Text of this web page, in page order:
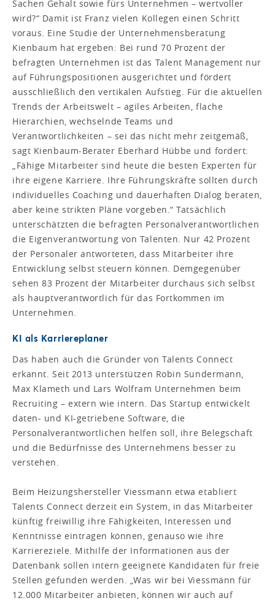
Sachen Gehalt sowie fürs Unternehmen – wertvoller
wird?“ Damit ist Franz vielen Kollegen einen Schritt
voraus. Eine Studie der Unternehmensberatung
Kienbaum hat ergeben: Bei rund 70 Prozent der
befragten Unternehmen ist das Talent Management nur
auf Führungspositionen ausgerichtet und fördert
ausschließlich den vertikalen Aufstieg. Für die aktuellen
Trends der Arbeitswelt – agiles Arbeiten, flache
Hierarchien, wechselnde Teams und
Verantwortlichkeiten – sei das nicht mehr zeitgemäß,
sagt Kienbaum-Berater Eberhard Hübbe und fordert:
„Fähige Mitarbeiter sind heute die besten Experten für
ihre eigene Karriere. Ihre Führungskräfte sollten durch
individuelles Coaching und dauerhaften Dialog beraten,
aber keine strikten Pläne vorgeben.“ Tatsächlich
unterschätzten die befragten Personalverantwortlichen
die Eigenverantwortung von Talenten. Nur 42 Prozent
der Personaler antworteten, dass Mitarbeiter ihre
Entwicklung selbst steuern können. Demgegenüber
sehen 83 Prozent der Mitarbeiter durchaus sich selbst
als hauptverantwortlich für das Fortkommen im
Unternehmen.
KI als Karriereplaner
Das haben auch die Gründer von Talents Connect
erkannt. Seit 2013 unterstützen Robin Sundermann,
Max Klameth und Lars Wolfram Unternehmen beim
Recruiting – extern wie intern. Das Startup entwickelt
daten- und KI-getriebene Software, die
Personalverantwortlichen helfen soll, ihre Belegschaft
und die Bedürfnisse des Unternehmens besser zu
verstehen.
Beim Heizungshersteller Viessmann etwa etabliert
Talents Connect derzeit ein System, in das Mitarbeiter
künftig freiwillig ihre Fähigkeiten, Interessen und
Kenntnisse eintragen können, genauso wie ihre
Karriereziele. Mithilfe der Informationen aus der
Datenbank sollen intern geeignete Kandidaten für freie
Stellen gefunden werden. „Was wir bei Viessmann für
12.000 Mitarbeiter anbieten, können wir auch auf